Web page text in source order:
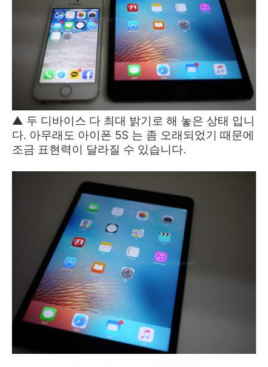
▲ 두 디바이스 다 최대 밝기로 해 놓은 상태 입니
다. 아무래도 아이폰 5S 는 좀 오래되었기 때문에
조금 표현력이 달라질 수 있습니다.